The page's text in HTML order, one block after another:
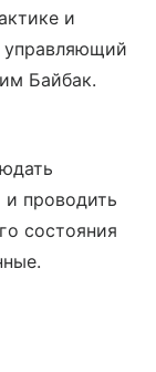
и
управляющий
Байбак.
проводить
состояния